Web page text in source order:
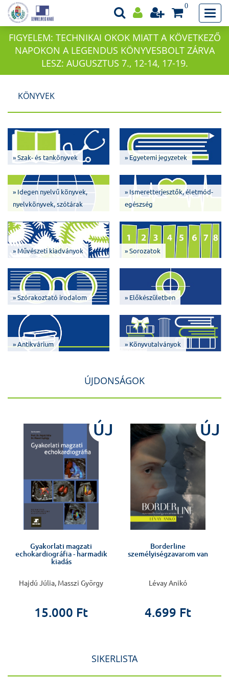
0
FIGYELEM: TECHNIKAI OKOK MIATT A KÖVETKEZŐ
NAPOKON A LEGENDUS KÖNYVESBOLT ZÁRVA
LESZ: AUGUSZTUS 7., 12-14, 17-19.
KÖNYVEK
» Szak- és tankönyvek » Egyetemi jegyzetek
» Idegen nyelvű könyvek,
nyelvkönyvek, szótárak
» Ismeretterjesztők, életmód-
egészség
» Művészeti kiadványok » Sorozatok
» Szórakoztató irodalom » Előkészületben
» Antikvárium » Könyvutalványok
ÚJDONSÁGOK
ÚJ
Gyakorlati magzati
echokardiográfia - harmadik
kiadás
Hajdú Júlia, Masszi György
15.000 Ft
ÚJ
Borderline
személyiségzavarom van
Lévay Anikó
4.699 Ft
SIKERLISTA